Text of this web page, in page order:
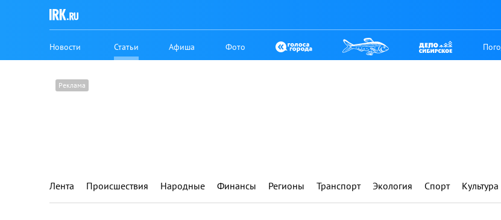
Новости Статьи Афиша Фото
Лента Происшествия Народные Финансы Регионы Транспорт Экология Спорт Культура